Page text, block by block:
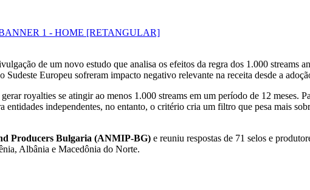
de um novo estudo que analisa os efeitos da regra dos 1.000 streams
Sudeste Europeu sofreram impacto negativo relevante na receita desde a
royalties se atingir ao menos 1.000 streams em um período de 12 meses.
independentes, no entanto, o critério cria um filtro que pesa mais
Producers Bulgaria (ANMIP-BG) e reuniu respostas de 71 selos e
Albânia e Macedônia do Norte.